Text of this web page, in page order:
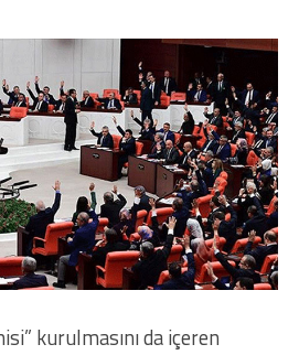
kurulmasını da içeren